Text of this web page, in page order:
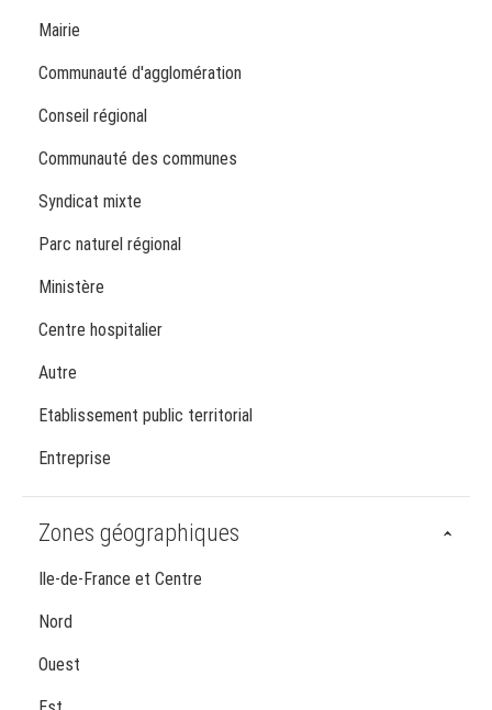
Mairie
Communauté d'agglomération
Conseil régional
Communauté des communes
Syndicat mixte
Parc naturel régional
Ministère
Centre hospitalier
Autre
Etablissement public territorial
Entreprise
Zones géographiques
Ile-de-France et Centre
Nord
Ouest